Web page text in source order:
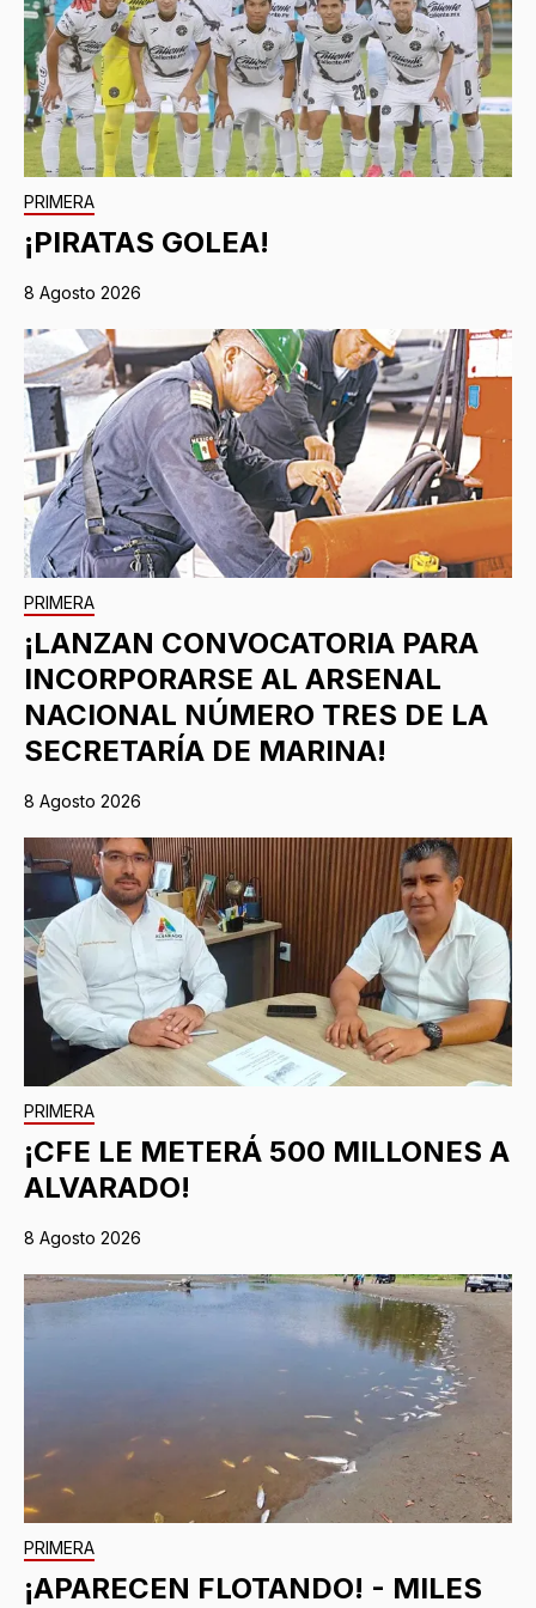
PRIMERA
¡PIRATAS GOLEA!
8 Agosto 2026
PRIMERA
¡LANZAN CONVOCATORIA PARA
INCORPORARSE AL ARSENAL
NACIONAL NÚMERO TRES DE LA
SECRETARÍA DE MARINA!
8 Agosto 2026
PRIMERA
¡CFE LE METERÁ 500 MILLONES A
ALVARADO!
8 Agosto 2026
PRIMERA
¡APARECEN FLOTANDO! - MILES